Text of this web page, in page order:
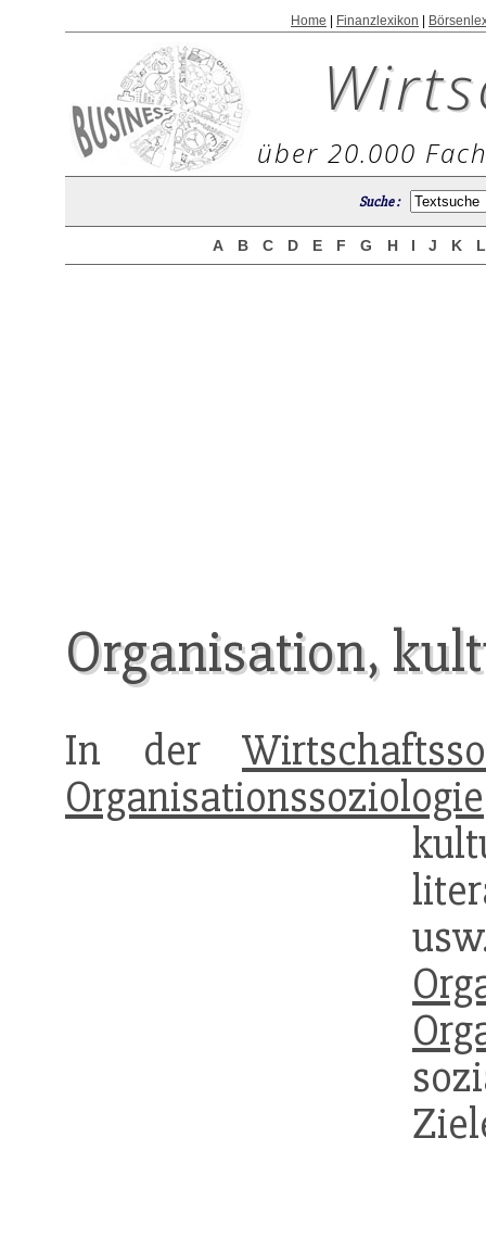
Home Finanzlexikon
über 20.000
Suche :
A B C D E F G H I J K
Organisation,
In der
Organisationssoziologie